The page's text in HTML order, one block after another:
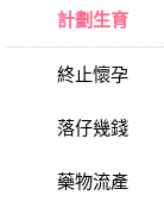
計劃生育
終止懷孕
落仔幾錢
藥物流產